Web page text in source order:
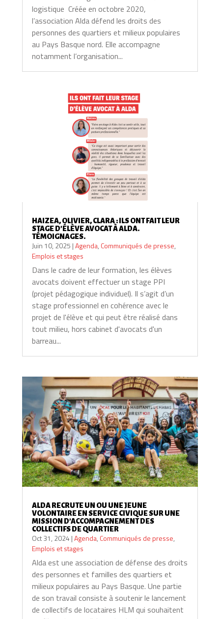
logistique Créée en octobre 2020,
l’association Alda défend les droits des
personnes des quartiers et milieux populaires
au Pays Basque nord. Elle accompagne
notamment l’organisation...
HAIZEA, OLIVIER, CLARA : ILS ONT FAIT LEUR
STAGE D’ÉLÈVE AVOCAT À ALDA.
TÉMOIGNAGES.
Juin 10, 2025 |Agenda, Communiqués de presse,
Emplois et stages
Dans le cadre de leur formation, les élèves
avocats doivent effectuer un stage PPI
(projet pédagogique individuel). Il s’agit d’un
stage professionnel en cohérence avec le
projet de l'élève et qui peut être réalisé dans
tout milieu, hors cabinet d'avocats d'un
barreau...
ALDA RECRUTE UN OU UNE JEUNE
VOLONTAIRE EN SERVICE CIVIQUE SUR UNE
MISSION D’ACCOMPAGNEMENT DES
COLLECTIFS DE QUARTIER
Oct 31, 2024 |Agenda, Communiqués de presse,
Emplois et stages
Alda est une association de défense des droits
des personnes et familles des quartiers et
milieux populaires au Pays Basque. Une partie
de son travail consiste à soutenir le lancement
de collectifs de locataires HLM qui souhaitent